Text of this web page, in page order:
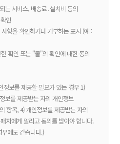
는 서비스, 배송료․설치비 등의
인
항을 확인하거나 거부하는 표시 (예 :
확인 또는 "몰"의 확인에 대한 동의
보를 제공할 필요가 있는 경우 1)
보를 제공받는 자의 개인정보
항목, 4) 개인정보를 제공받는 자의
자에게 알리고 동의를 받아야 합니다.
에도 같습니다.)